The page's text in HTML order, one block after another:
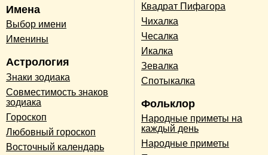
Имена
Выбор имени
Именины
Астрология
Знаки зодиака
Совместимость знаков
зодиака
Гороскоп
Любовный гороскоп
Восточный календарь
Квадрат Пифагора
Чихалка
Чесалка
Икалка
Зевалка
Спотыкалка
Фольклор
Народные приметы на
каждый день
Народные приметы